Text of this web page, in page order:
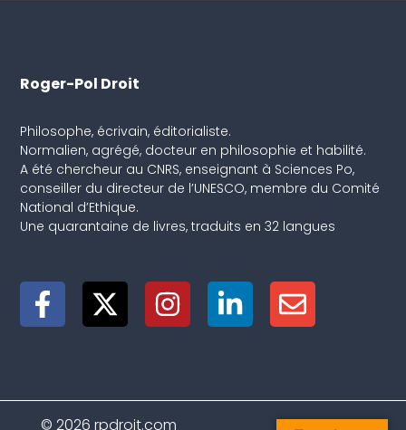
Roger-Pol Droit
Philosophe, écrivain, éditorialiste.
Normalien, agrégé, docteur en philosophie et habilité.
A été chercheur au CNRS, enseignant à Sciences Po,
conseiller du directeur de l’UNESCO, membre du Comité
National d’Ethique.
Une quarantaine de livres, traduits en 32 langues
© 2026 rpdroit.com